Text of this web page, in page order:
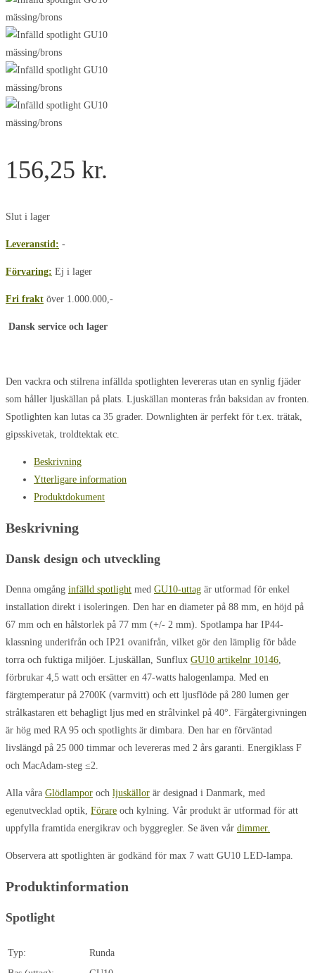
156,25 kr.
Slut i lager
Leveranstid: -
Förvaring: Ej i lager
Fri frakt över 1.000.000,-
Dansk service och lager
Den vackra och stilrena infällda spotlighten levereras utan en synlig fjäder
som håller ljuskällan på plats. Ljuskällan monteras från baksidan av fronten.
Spotlighten kan lutas ca 35 grader. Downlighten är perfekt för t.ex. trätak,
gipsskivetak, troldtektak etc.
Beskrivning
Ytterligare information
Produktdokument
Beskrivning
Dansk design och utveckling
Denna omgång infälld spotlight med GU10-uttag är utformad för enkel
installation direkt i isoleringen. Den har en diameter på 88 mm, en höjd på
67 mm och en hålstorlek på 77 mm (+/- 2 mm). Spotlampa har IP44-
klassning underifrån och IP21 ovanifrån, vilket gör den lämplig för både
torra och fuktiga miljöer. Ljuskällan, Sunflux GU10 artikelnr 10146
förbrukar 4,5 watt och ersätter en 47-watts halogenlampa. Med en
färgtemperatur på 2700K (varmvitt) och ett ljusflöde på 280 lumen ger
strålkastaren ett behagligt ljus med en strålvinkel på 40°. Färgåtergivningen
är hög med RA 95 och spotlights är dimbara. Den har en förväntad
livslängd på 25 000 timmar och levereras med 2 års garanti. Energiklass F
och MacAdam-steg ≤2.
Alla våra Glödlampor och ljuskällor är designad i Danmark, med
egenutvecklad optik, Förare och kylning. Vår produkt är utformad för att
uppfylla framtida energikrav och byggregler. Se även vår dimmer.
Observera att spotlighten är godkänd för max 7 watt GU10 LED-lampa.
Produktinformation
Spotlight
Typ:
Runda